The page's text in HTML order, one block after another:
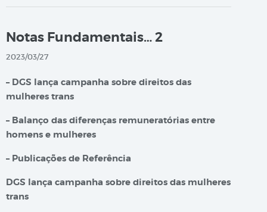
Notas Fundamentais… 2
2023/03/27
– DGS lança campanha sobre direitos das
mulheres trans
– Balanço das diferenças remuneratórias entre
homens e mulheres
– Publicações de Referência
DGS lança campanha sobre direitos das mulheres
trans